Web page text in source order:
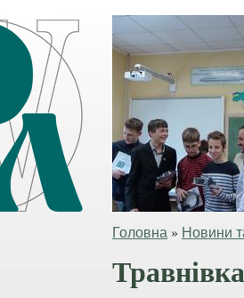
Головна » Новини